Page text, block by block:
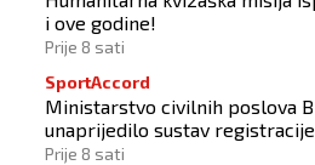
i ove godine!
Prije 8 sati
SportAccord
Ministarstvo civilnih poslova
unaprijedilo sustav registracije
sportskih organizacija
Prije 8 sati